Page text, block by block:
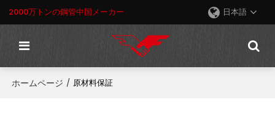
2000万トンの鋼管中国メーカー 日本語
ホームページ / 原材料保証